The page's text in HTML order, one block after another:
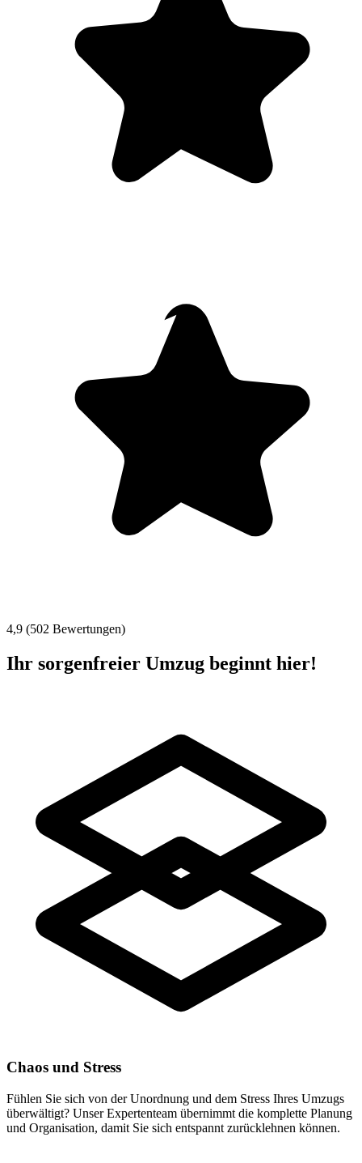
4,9 (502 Bewertungen)
Ihr sorgenfreier Umzug beginnt hier!
Chaos und Stress
Fühlen Sie sich von der Unordnung und dem Stress Ihres Umzugs
überwältigt? Unser Expertenteam übernimmt die komplette Planung
und Organisation, damit Sie sich entspannt zurücklehnen können.